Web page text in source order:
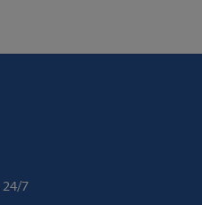
24/7